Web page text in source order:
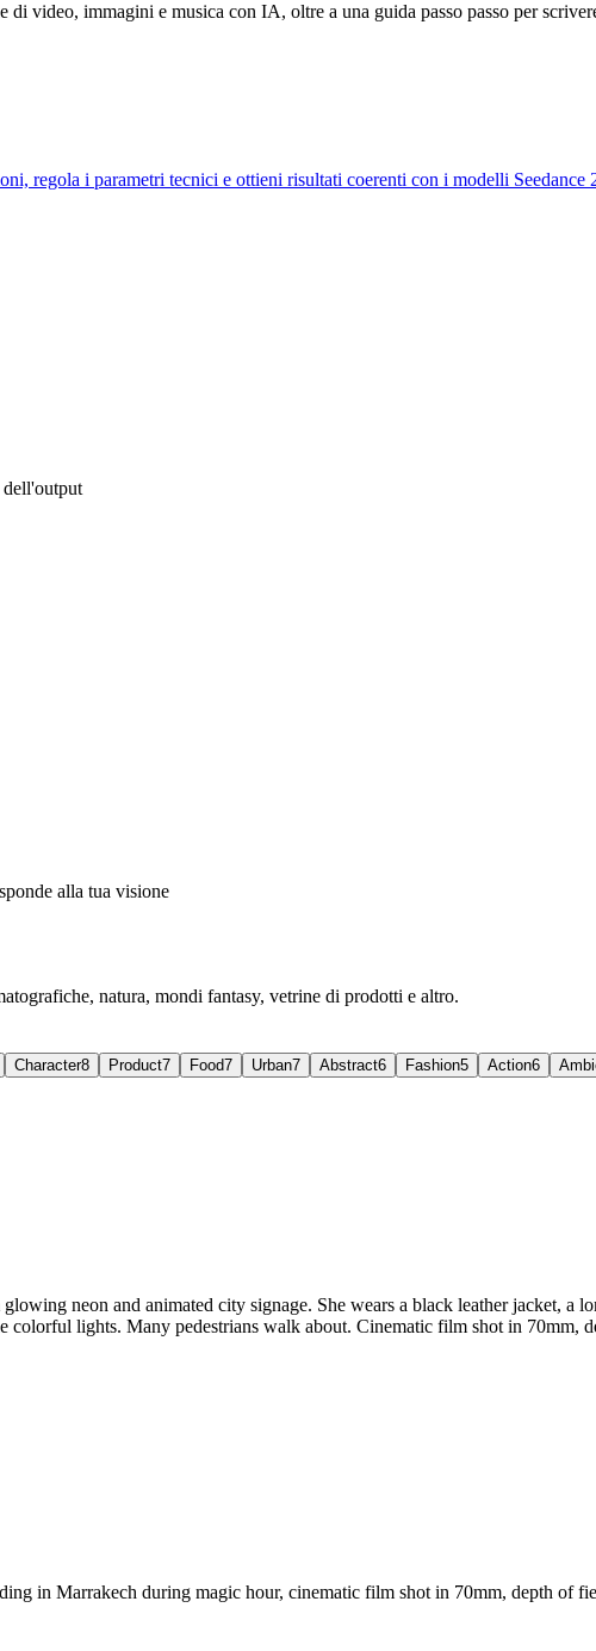
video, immagini e musica con IA, oltre a una guida passo passo per
regola i parametri tecnici e ottieni risultati coerenti con i modelli Seedance
dell'output
alla tua visione
natura, mondi fantasy, vetrine di prodotti e altro.
Character8 Product7 Food7 Urban7 Abstract6 Fashion5 Action6
neon and animated city signage. She wears a black leather jacket, a
colorful lights. Many pedestrians walk about. Cinematic film shot in 70mm,
in Marrakech during magic hour, cinematic film shot in 70mm, depth of